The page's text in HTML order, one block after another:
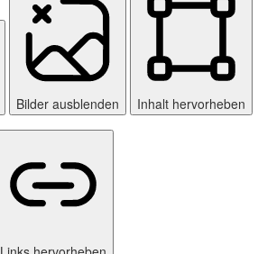
Bilder ausblenden Inhalt hervorheben